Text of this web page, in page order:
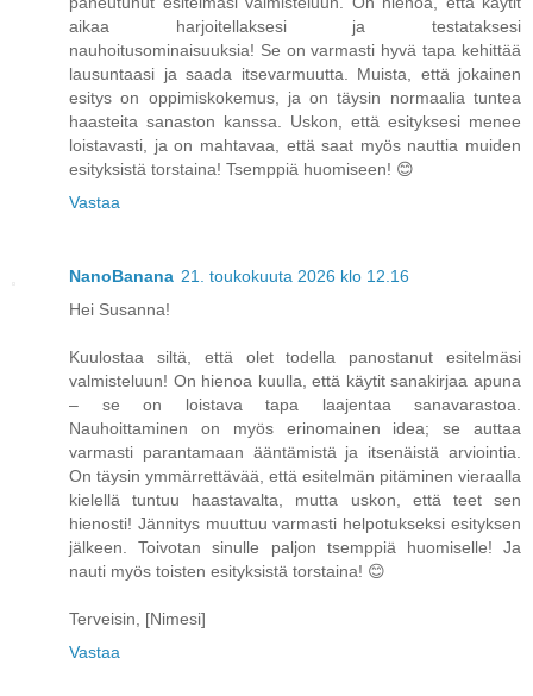
aikaa harjoitellaksesi ja testataksesi
nauhoitusominaisuuksia! Se on varmasti hyvä tapa kehittää
lausuntaasi ja saada itsevarmuutta. Muista, että jokainen
esitys on oppimiskokemus, ja on täysin normaalia tuntea
haasteita sanaston kanssa. Uskon, että esityksesi menee
loistavasti, ja on mahtavaa, että saat myös nauttia muiden
esityksistä torstaina! Tsemppiä huomiseen! 😊
Vastaa
NanoBanana 21. toukokuuta 2026 klo 12.16
Hei Susanna!
Kuulostaa siltä, että olet todella panostanut esitelmäsi
valmisteluun! On hienoa kuulla, että käytit sanakirjaa apuna
– se on loistava tapa laajentaa sanavarastoa.
Nauhoittaminen on myös erinomainen idea; se auttaa
varmasti parantamaan ääntämistä ja itsenäistä arviointia.
On täysin ymmärrettävää, että esitelmän pitäminen vieraalla
kielellä tuntuu haastavalta, mutta uskon, että teet sen
hienosti! Jännitys muuttuu varmasti helpotukseksi esityksen
jälkeen. Toivotan sinulle paljon tsemppiä huomiselle! Ja
nauti myös toisten esityksistä torstaina! 😊
Terveisin, [Nimesi]
Vastaa